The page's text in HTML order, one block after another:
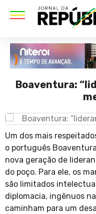
Boaventura:
Um dos mais
o português
nova geração de
do poço. Para ele, os
são limitados
diplomacia, ingênuos
caminham para um